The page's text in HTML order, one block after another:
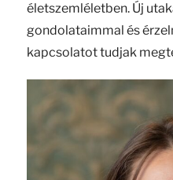
életszemléletben. Új
gondolataimmal és
kapcsolatot tudjak